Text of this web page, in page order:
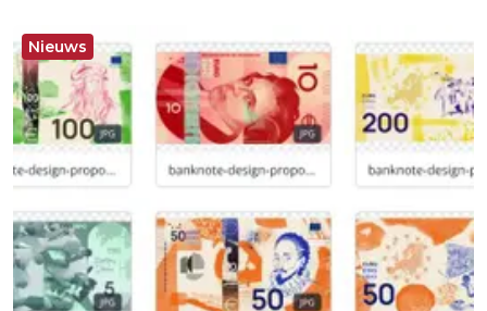
Nieuws